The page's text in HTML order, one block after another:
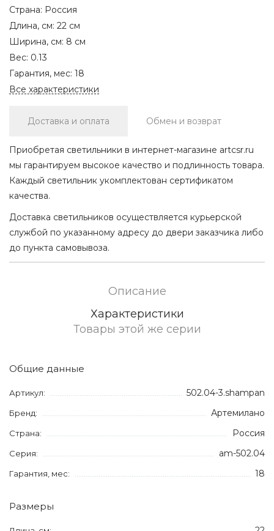
Страна: Россия
Длина, см: 22 см
Ширина, см: 8 см
Вес: 0.13
Гарантия, мес: 18
Все характеристики
Доставка и оплата Обмен и возврат
Приобретая светильники в интернет-магазине artcsr.ru
мы гарантируем высокое качество и подлинность товара.
Каждый светильник укомплектован сертификатом
качества.
Доставка светильников осуществляется курьерской
службой по указанному адресу до двери заказчика либо
до пункта самовывоза.
Описание
Характеристики
Товары этой же серии
Общие данные
Артикул: 502.04-3.shampan
Бренд: Артемилано
Страна: Россия
Серия: am-502.04
Гарантия, мес: 18
Размеры